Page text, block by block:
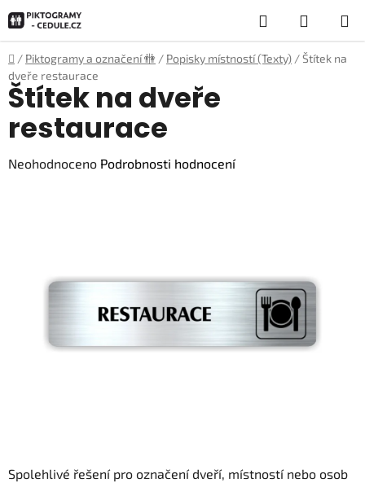
na
obsah
Hledat
KOŠÍK
Domů
/ Piktogramy a označení 🚻 / Popisky místností (Texty) /Štítek na
dveře restaurace
Spolehlivé řešení pro označení dveří, místností nebo osob
Štítek na dveře
restaurace
Průměrné
Neohodnoceno Podrobnosti hodnocení